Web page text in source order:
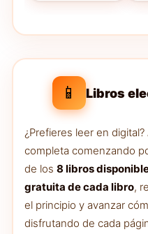
📱 Libros
¿Prefieres leer en
completa comenzando
de los 8 libros
gratuita de cada libro,
el principio y avanzar
disfrutando de cada